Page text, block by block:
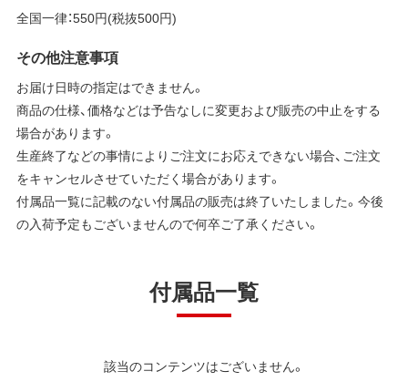
全国一律：550円(税抜500円)
その他注意事項
お届け日時の指定はできません。
商品の仕様、価格などは予告なしに変更および販売の中止をする
場合があります。
生産終了などの事情によりご注文にお応えできない場合、ご注文
をキャンセルさせていただく場合があります。
付属品一覧に記載のない付属品の販売は終了いたしました。今後
の入荷予定もございませんので何卒ご了承ください。
付属品一覧
該当のコンテンツはございません。